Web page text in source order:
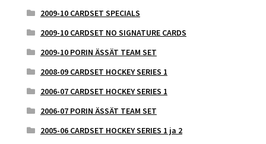
2009-10 CARDSET SPECIALS
2009-10 CARDSET NO SIGNATURE CARDS
2009-10 PORIN ÄSSÄT TEAM SET
2008-09 CARDSET HOCKEY SERIES 1
2006-07 CARDSET HOCKEY SERIES 1
2006-07 PORIN ÄSSÄT TEAM SET
2005-06 CARDSET HOCKEY SERIES 1 ja 2